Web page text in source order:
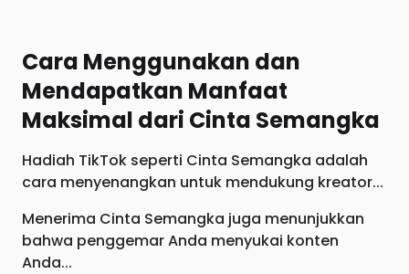
Cara Menggunakan dan
Mendapatkan Manfaat
Maksimal dari Cinta Semangka
Hadiah TikTok seperti Cinta Semangka adalah
cara menyenangkan untuk mendukung kreator...
Menerima Cinta Semangka juga menunjukkan
bahwa penggemar Anda menyukai konten
Anda...